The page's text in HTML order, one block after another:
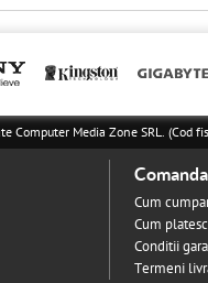
Computer Media Zone SRL. (Cod
Cum
Cum platesc
Conditii
Termeni